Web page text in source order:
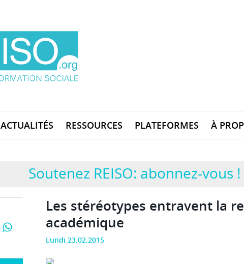
ACTUALITÉS RESSOURCES PLATEFORMES À
Soutenez REISO: abonnez-vous !
Les stéréotypes entravent la
académique
Lundi 23.02.2015